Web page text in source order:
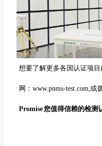
想要了解更多各国 认证项目
网： www.pnms-test.com,或
Promise您值得信赖的检测